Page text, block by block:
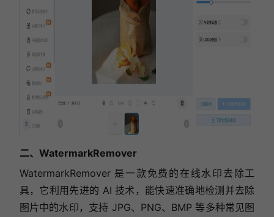
二、WatermarkRemover
WatermarkRemover 是一款免费的在线水印去除工
具，它利用先进的 AI 技术，能快速准确地检测并去除
图片中的水印，支持 JPG、PNG、BMP 等多种常见图